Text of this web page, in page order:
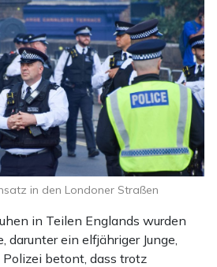
in Teilen Englands wurden
darunter ein elfjähriger Junge,
betont, dass trotz
in den Londoner Straßen